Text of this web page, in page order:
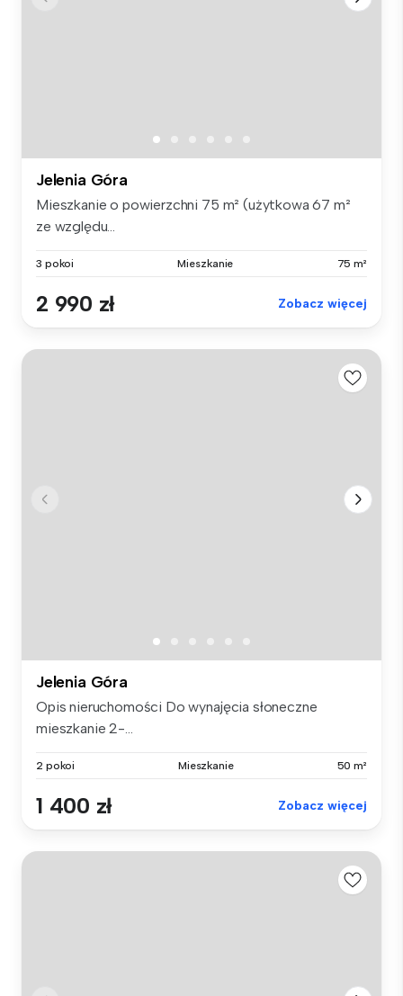
Jelenia Góra
Mieszkanie o powierzchni 75 m² (użytkowa 67 m²
ze względu...
3 pokoi Mieszkanie 75 m²
2 990 zł Zobacz więcej
Jelenia Góra
Opis nieruchomości Do wynajęcia słoneczne
mieszkanie 2-...
2 pokoi Mieszkanie 50 m²
1 400 zł Zobacz więcej